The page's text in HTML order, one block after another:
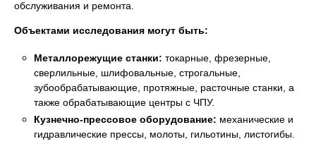
обслуживания и ремонта.
Объектами исследования могут быть:
Металлорежущие станки: токарные, фрезерные,
сверлильные, шлифовальные, строгальные,
зубообрабатывающие, протяжные, расточные станки, а
также обрабатывающие центры с ЧПУ.
Кузнечно-прессовое оборудование: механические и
гидравлические прессы, молоты, гильотины, листогибы.